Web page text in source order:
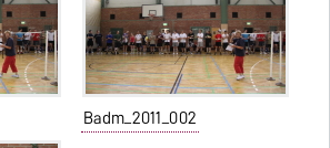
Badm_2011_002